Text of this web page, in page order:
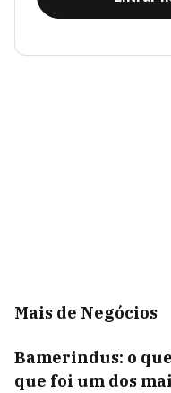
Mais de Negócios
Bamerindus: o
que foi um dos